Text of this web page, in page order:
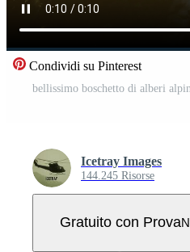
Condividi su Pinterest
Icetray Images
144.245 Risorse
Gratuito con Prova